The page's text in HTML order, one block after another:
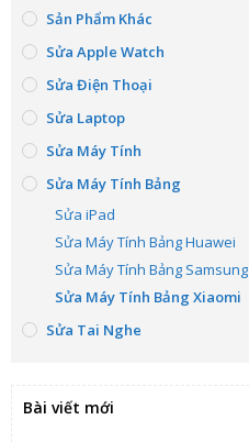
Sản Phẩm Khác
Sửa Apple Watch
Sửa Điện Thoại
Sửa Laptop
Sửa Máy Tính
Sửa Máy Tính Bảng
Sửa iPad
Sửa Máy Tính Bảng Huawei
Sửa Máy Tính Bảng Samsung
Sửa Máy Tính Bảng Xiaomi
Sửa Tai Nghe
Bài viết mới